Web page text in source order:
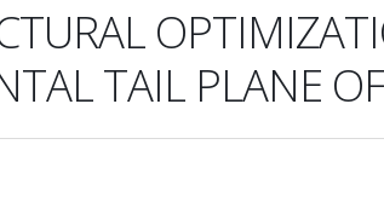
TAIL PLANE